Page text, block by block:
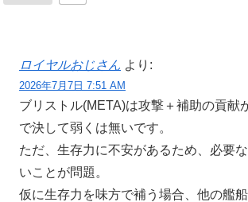
ロイヤルおじさん より:
2026年7月7日 7:51 AM
ブリストル(META)は攻撃＋補助の貢献
で決して弱くは無いです。
ただ、生存力に不安があるため、必要
いことが問題。
仮に生存力を味方で補う場合、他の艦船